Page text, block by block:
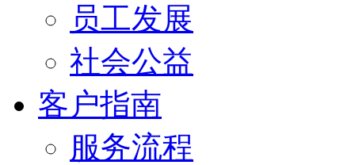
员工发展
社会公益
客户指南
服务流程